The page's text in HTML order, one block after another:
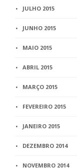
JULHO 2015
JUNHO 2015
MAIO 2015
ABRIL 2015
MARÇO 2015
FEVEREIRO 2015
JANEIRO 2015
DEZEMBRO 2014
NOVEMBRO 2014